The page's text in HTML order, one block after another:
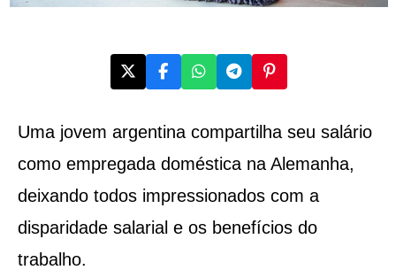
Uma jovem argentina compartilha seu salário
como empregada doméstica na Alemanha,
deixando todos impressionados com a
disparidade salarial e os benefícios do
trabalho.